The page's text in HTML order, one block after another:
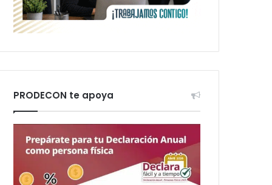
PRODECON te apoya